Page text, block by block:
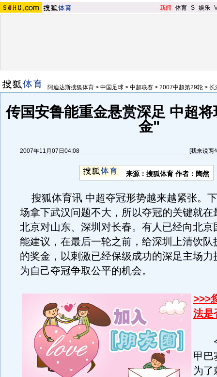
新闻 -体育-S-娱乐-
阿迪达斯搜狐体育 > 中国足球 > 中超联赛 > 2007中超第29轮 > 长
传国安鲁能重金悬赏深足 中超
金"
2007年11月07日04:08 [我来说两
来源：搜狐体育 作者：陶然
搜狐体育讯 中超夺冠形势越来越紧张。
场拿下武汉问题不大，所以夺冠的关键就
北京对山东、深圳对长春。有人已经向北京
能建议，在最后一轮之前，给深圳上清饮队
的奖金，以刺激已经保级成功的深足主场力
为自己夺冠争取公平的机会。
>>>
法是
今
甲巴
为了